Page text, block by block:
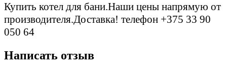
Купить котел для бани.Наши цены напрямую от
производителя.Доставка! телефон +375 33 90
050 64
Написать отзыв